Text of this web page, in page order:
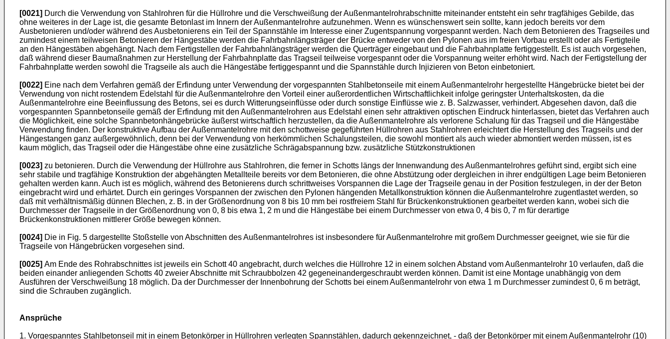
[0021] Durch die Verwendung von Stahlrohren für die Hüllrohre und die Verschweißung der Außenmantelrohrabschnitte miteinander entsteht ein sehr tragfähiges Gebilde, das
ohne weiteres in der Lage ist, die gesamte Betonlast im Innern der Außenmantelrohre aufzunehmen. Wenn es wünschenswert sein sollte, kann jedoch bereits vor dem
Ausbetonieren und/oder während des Ausbetonierens ein Teil der Spannstähle im Interesse einer Zugentspannung vorgespannt werden. Nach dem Betonieren des Tragseiles und
zumindest einem teilweisen Betonieren der Hängestäbe werden die Fahrbahnlängsträger der Brücke entweder von den Pylonen aus im freien Vorbau erstellt oder als Fertigteile
an den Hängestäben abgehängt. Nach dem Fertigstellen der Fahrbahnlängsträger werden die Querträger eingebaut und die Fahrbahnplatte fertiggestellt. Es ist auch vorgesehen,
daß während dieser Baumaßnahmen zur Herstellung der Fahrbahnplatte das Tragseil teilweise vorgespannt oder die Vorspannung weiter erhöht wird. Nach der Fertigstellung der
Fahrbahnplatte werden sowohl die Tragseile als auch die Hängestäbe fertiggespannt und die Spannstähle durch Injizieren von Beton einbetoniert.
[0022] Eine nach dem Verfahren gemäß der Erfindung unter Verwendung der vorgespannten Stahlbetonseile mit einem Außenmantelrohr hergestellte Hängebrücke bietet bei der
Verwendung von nicht rostendem Edelstahl für die Außenmantelrohre den Vorteil einer außerordentlichen Wirtschaftlichkeit infolge geringster Unterhaltskosten, da die
Außenmantelrohre eine Beeinflussung des Betons, sei es durch Witterungseinflüsse oder durch sonstige Einflüsse wie z. B. Salzwasser, verhindert. Abgesehen davon, daß die
vorgespannten Spannbetonseile gemäß der Erfindung mit den Außenmantelrohren aus Edelstahl einen sehr attraktiven optischen Eindruck hinterlassen, bietet das Verfahren auch
die Möglichkeit, eine solche Spannbetonhängebrücke äußerst wirtschaftlich herzustellen, da die Außenmantelrohre als verlorene Schalung für das Tragseil und die Hängestäbe
Verwendung finden. Der konstruktive Aufbau der Außenmantelrohre mit den schottweise gegeführten Hüllrohren aus Stahlrohren erleichtert die Herstellung des Tragseils und der
Hängestangen ganz außergewöhnlich, denn bei der Verwendung von herkömmlichen Schalungsteilen, die sowohl montiert als auch wieder abmontiert werden müssen, ist es
kaum möglich, das Tragseil oder die Hängestäbe ohne eine zusätzliche Schrägabspannung bzw. zusätzliche Stützkonstruktionen
[0023] zu betonieren. Durch die Verwendung der Hüllrohre aus Stahlrohren, die ferner in Schotts längs der Innenwandung des Außenmantelrohres geführt sind, ergibt sich eine
sehr stabile und tragfähige Konstruktion der abgehängten Metallteile bereits vor dem Betonieren, die ohne Abstützung oder dergleichen in ihrer endgültigen Lage beim Betonieren
gehalten werden kann. Auch ist es möglich, während des Betonierens durch schrittweises Vorspannen die Lage der Tragseile genau in der Position festzulegen, in der der Beton
eingebracht wird und erhärtet. Durch ein geringes Vorspannen der zwischen den Pylonen hängenden Metallkonstruktion können die Außenmantelrohre zugentlastet werden, so
daß mit verhältnismäßig dünnen Blechen, z. B. in der Größenordnung von 8 bis 10 mm bei rostfreiem Stahl für Brückenkonstruktionen gearbeitet werden kann, wobei sich die
Durchmesser der Tragseile in der Größenordnung von 0, 8 bis etwa 1, 2 m und die Hängestäbe bei einem Durchmesser von etwa 0, 4 bis 0, 7 m für derartige
Brückenkonstruktionen mittlerer Größe bewegen können.
[0024] Die in Fig. 5 dargestellte Stoßstelle von Abschnitten des Außenmantelrohres ist insbesondere für Außenmantelrohre mit großem Durchmesser geeignet, wie sie für die
Tragseile von Hängebrücken vorgesehen sind.
[0025] Am Ende des Rohrabschnittes ist jeweils ein Schott 40 angebracht, durch welches die Hüllrohre 12 in einem solchen Abstand vom Außenmantelrohr 10 verlaufen, daß die
beiden einander anliegenden Schotts 40 zweier Abschnitte mit Schraubbolzen 42 gegeneinandergeschraubt werden können. Damit ist eine Montage unabhängig von dem
Ausführen der Verschweißung 18 möglich. Da der Durchmesser der Innenbohrung der Schotts bei einem Außenmantelrohr von etwa 1 m Durchmesser zumindest 0, 6 m beträgt,
sind die Schrauben zugänglich.
Ansprüche
1. Vorgespanntes Stahlbetonseil mit in einem Betonkörper in Hüllrohren verlegten Spannstählen, dadurch gekennzeichnet, - daß der Betonkörper mit einem Außenmantelrohr (10)